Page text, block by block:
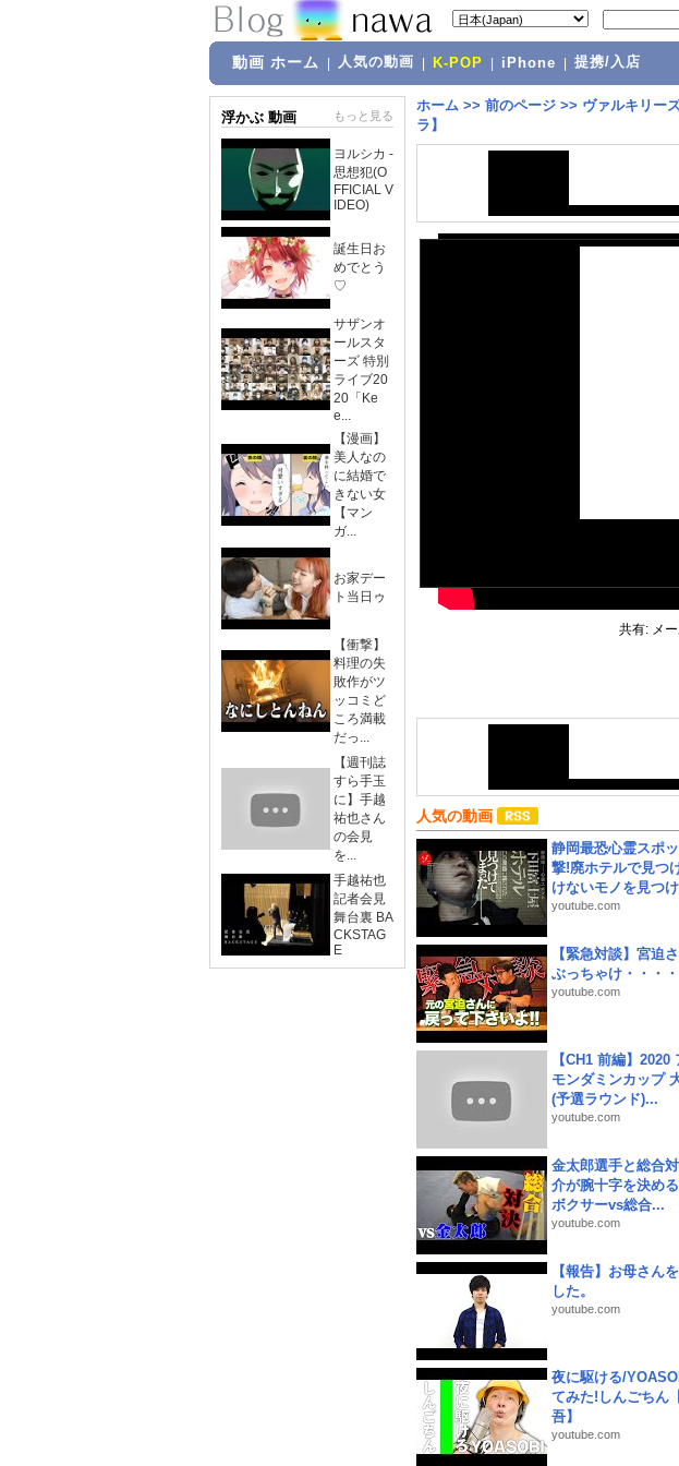
動画 ホーム 人気の動画 K-POP iPhone 提携/入店
浮かぶ 動画 もっと見る
ヨルシカ -
思想犯(O
FFICIAL V
IDEO)
誕生日お
めでとう
♡
サザンオ
ールスタ
ーズ 特別
ライブ20
20「Ke
e...
【漫画】
美人なの
に結婚で
きない女
【マン
ガ...
お家デー
ト当日ゥ
【衝撃】
料理の失
敗作がツ
ッコミど
ころ満載
だっ...
【週刊誌
すら手玉
に】手越
祐也さん
の会見
を...
手越祐也
記者会見
舞台裏 BA
CKSTAG
E
ホーム >> 前のページ >> ヴァルキリー
ラ】
共有: メ
人気の動画
静岡最恐心霊スポ
撃!廃ホテルで見つ
けないモノを見つ
youtube.com
【緊急対談】宮迫
ぶっちゃけ・・・・
youtube.com
【CH1 前編】2020
モンダミンカップ
(予選ラウンド)...
youtube.com
金太郎選手と総合
介が腕十字を決め
ボクサーvs総合...
youtube.com
【報告】お母さん
した。
youtube.com
夜に駆ける/
てみた!しんごちん
吾】
youtube.com